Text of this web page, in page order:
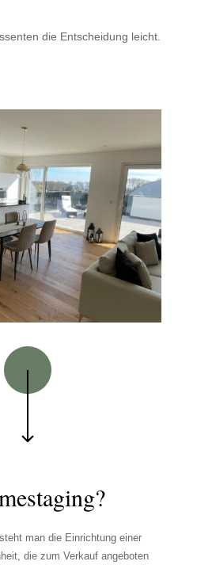
die Entscheidung leicht.
man die Einrichtung einer
die zum Verkauf angeboten